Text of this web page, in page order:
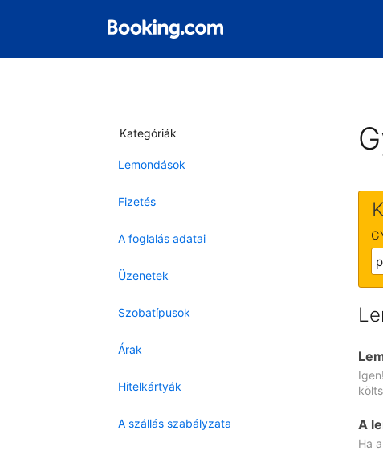
Kategóriák
Lemondások
Fizetés
A foglalás adatai
Üzenetek
Szobatípusok
Árak
Hitelkártyák
A szállás szabályzata A
Ha